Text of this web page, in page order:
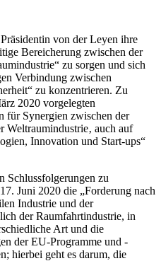
von der Leyen ihre
Bereicherung zwischen der
zu sorgen und sich
Verbindung zwischen
zu konzentrieren. Zu
2020 vorgelegten
für Synergien zwischen der
Weltraumindustrie‚ auch auf
Innovation und Start-ups“
Schlussfolgerungen zu
Juni 2020 die „Forderung nach
Industrie und der
der Raumfahrtindustrie, in
Art und die
der EU-Programme und -
hierbei geht es darum, die